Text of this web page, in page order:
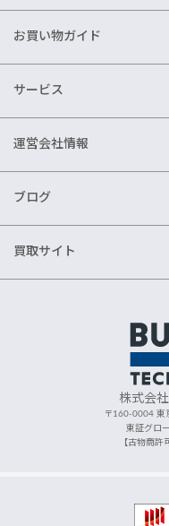
お買い物ガイド
サービス
運営会社情報
ブログ
買取サイト
株式会
〒160-0004 東
東証グロ
【古物商